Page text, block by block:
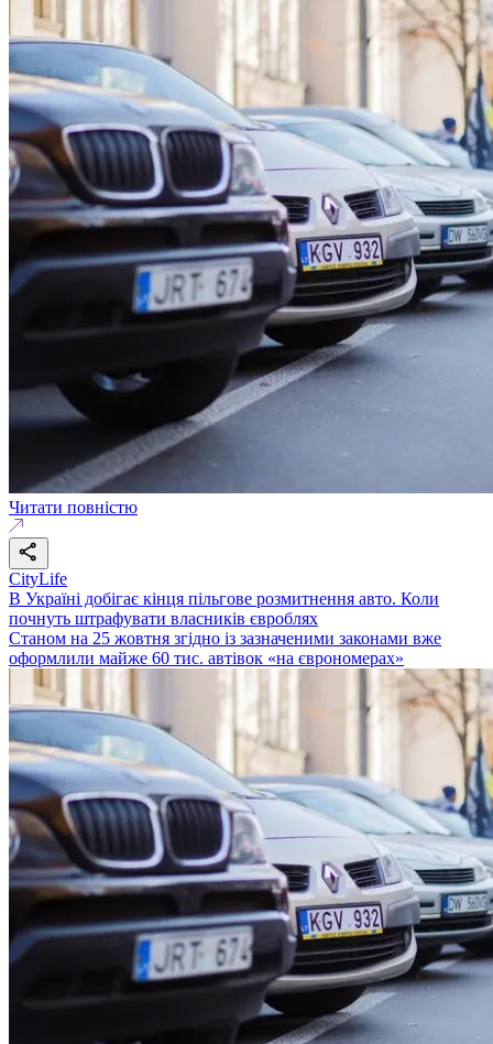
Читати повністю
CityLife
В Україні добігає кінця пільгове розмитнення авто. Коли
почнуть штрафувати власників євроблях
Станом на 25 жовтня згідно із зазначеними законами вже
оформлили майже 60 тис. автівок «на єврономерах»